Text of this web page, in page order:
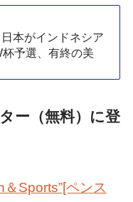
日本がインドネシア
予選、有終の美
ー（無料）に登
＆Sports”[ペンス